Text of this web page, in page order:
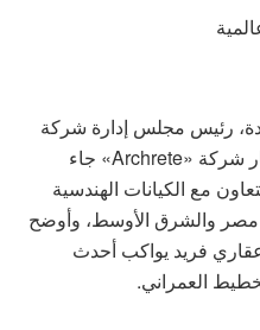
رئيس مجلس إدارة شركة
GEDIX Developments، أن اختيار شركة «Archrete» جاء
مع الكيانات الهندسية
مصر والشرق الأوسط، وأوضح
فريد يواكب أحدث
العمراني.